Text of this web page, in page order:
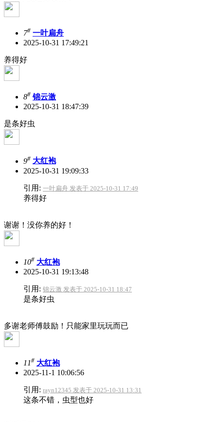
7# 一叶扁舟
2025-10-31 17:49:21
养得好
8# 锦云激
2025-10-31 18:47:39
是条好虫
9# 大红袍
2025-10-31 19:09:33
引用: 一叶扁舟 发表于 2025-10-31 17:49
养得好
谢谢！没你养的好！
10# 大红袍
2025-10-31 19:13:48
引用: 锦云激 发表于 2025-10-31 18:47
是条好虫
多谢老师傅鼓励！只能家里玩玩而已
11# 大红袍
2025-11-1 10:06:56
引用: rayn12345 发表于 2025-10-31 13:31
这条不错，虫型也好